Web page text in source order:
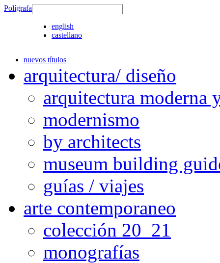
Polígrafa
english
castellano
nuevos títulos
arquitectura/ diseño
arquitectura moderna
modernismo
by architects
museum building
guías / viajes
arte contemporaneo
colección 20_21
monografías